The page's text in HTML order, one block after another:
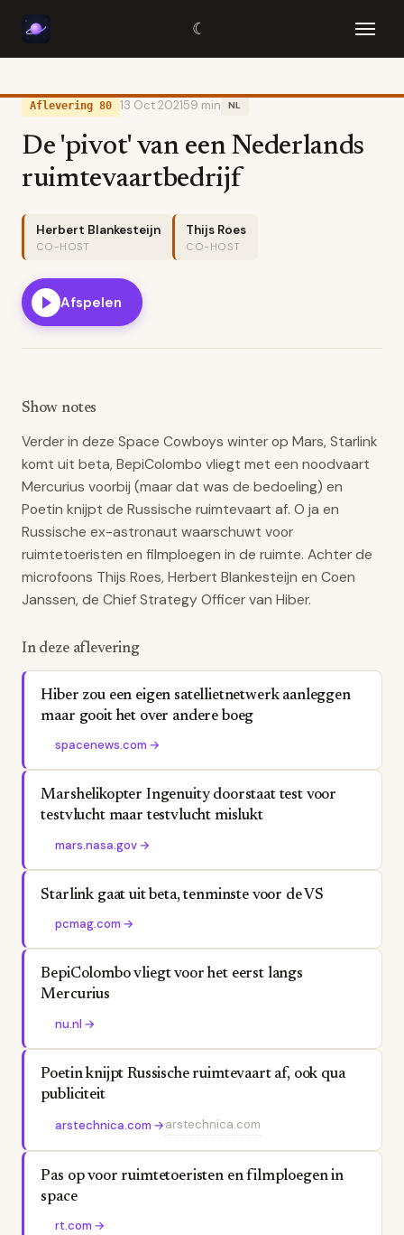
☾
Aflevering 80 13 Oct 202159 min NL
De 'pivot' van een Nederlands
ruimtevaartbedrijf
Herbert Blankesteijn
CO-HOST
Thijs Roes
CO-HOST
Afspelen
Show notes
Verder in deze Space Cowboys winter op Mars, Starlink
komt uit beta, BepiColombo vliegt met een noodvaart
Mercurius voorbij (maar dat was de bedoeling) en
Poetin knijpt de Russische ruimtevaart af. O ja en
Russische ex-astronaut waarschuwt voor
ruimtetoeristen en filmploegen in de ruimte. Achter de
microfoons Thijs Roes, Herbert Blankesteijn en Coen
Janssen, de Chief Strategy Officer van Hiber.
In deze aflevering
Hiber zou een eigen satellietnetwerk aanleggen
maar gooit het over andere boeg
spacenews.com →
Marshelikopter Ingenuity doorstaat test voor
testvlucht maar testvlucht mislukt
mars.nasa.gov→
Starlink gaat uit beta, tenminste voor de VS
pcmag.com →
BepiColombo vliegt voor het eerst langs
Mercurius
nu.nl →
Poetin knijpt Russische ruimtevaart af, ook qua
publiciteit
arstechnica.com →arstechnica.com
Pas op voor ruimtetoeristen en filmploegen in
space
rt.com →